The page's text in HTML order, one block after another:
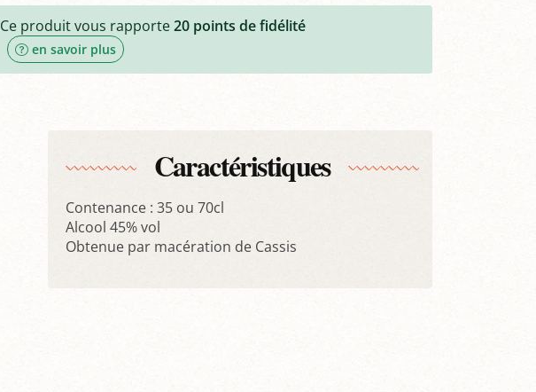
Ce produit vous rapporte20 points de fidélité
en savoir plus
Caractéristiques
Contenance : 35 ou 70cl
Alcool 45% vol
Obtenue par macération de Cassis